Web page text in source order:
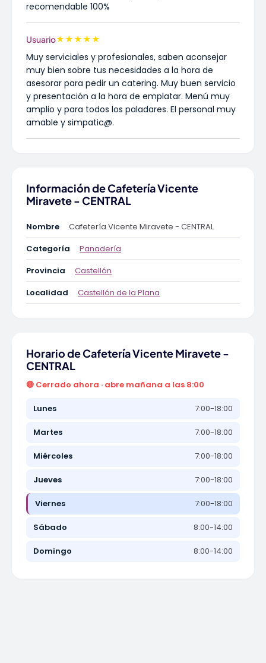
recomendable 100%
Usuario★★★★★
Muy serviciales y profesionales, saben aconsejar
muy bien sobre tus necesidades a la hora de
asesorar para pedir un catering. Muy buen servicio
y presentación a la hora de emplatar. Menú muy
amplio y para todos los paladares. El personal muy
amable y simpatic@.
Información de Cafetería Vicente
Miravete - CENTRAL
Nombre
Cafetería Vicente Miravete - CENTRAL
Categoría
Panadería
Provincia
Castellón
Localidad
Castellón de la Plana
Horario de Cafetería Vicente Miravete -
CENTRAL
🔴 Cerrado ahora · abre mañana a las 8:00
Lunes 7:00-18:00
Martes 7:00-18:00
Miércoles 7:00-18:00
Jueves 7:00-18:00
Viernes 7:00-18:00
Sábado 8:00-14:00
Domingo 8:00-14:00